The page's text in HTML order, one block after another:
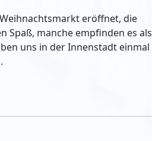
eröffnet, die
Spaß, manche empfinden es als
uns in der Innenstadt einmal